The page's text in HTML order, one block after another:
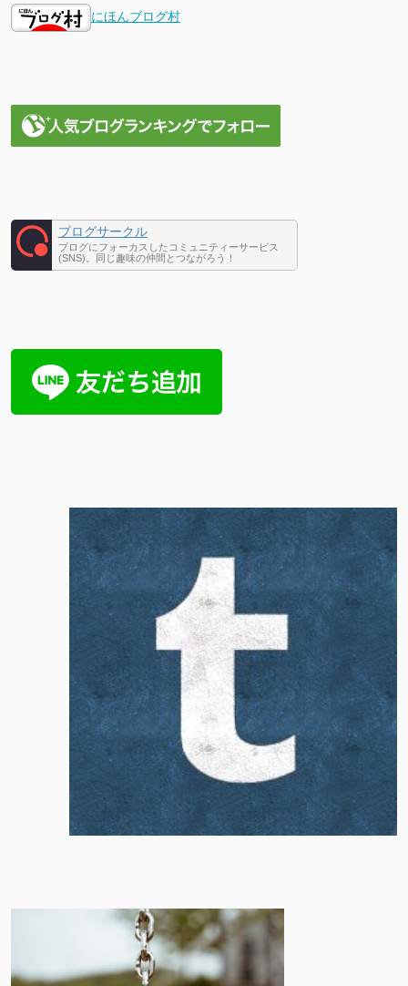
にほんブログ村
ブログサークル
ブログにフォーカスしたコミュニティーサービス
(SNS)。同じ趣味の仲間とつながろう！